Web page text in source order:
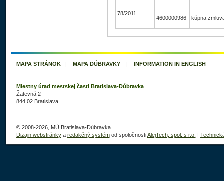
78/2011
4600000986 kúpna
MAPA STRÁNOK| MAPA DÚBRAVKY| INFORMATION IN ENGLISH
Miestny úrad mestskej časti Bratislava-Dúbravka
Žatevná 2
844 02 Bratislava
© 2008-2026, MÚ Bratislava-Dúbravka
Dizajn webstránkya redakčný systémod spoločnostiAlejTech, spol. s r.o.